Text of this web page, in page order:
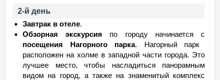
2-й день
Завтрак в отеле.
Обзорная экскурсия по городу начинается с
посещения Нагорного парка. Нагорный парк
расположен на холме в западной части города. Это
лучшее место, чтобы насладиться панорамным
видом на город, а также на знаменитый комплекс